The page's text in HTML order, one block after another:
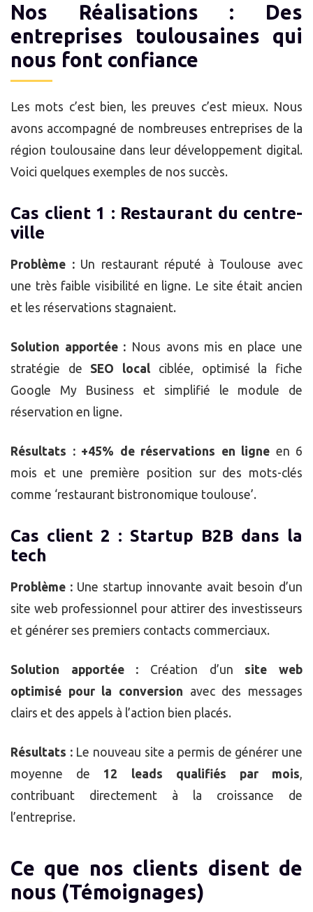
Nos Réalisations : Des
entreprises toulousaines qui
nous font confiance
Les mots c’est bien, les preuves c’est mieux. Nous
avons accompagné de nombreuses entreprises de la
région toulousaine dans leur développement digital.
Voici quelques exemples de nos succès.
Cas client 1 : Restaurant du centre-
ville
Problème :Un restaurant réputé à Toulouse avec
une très faible visibilité en ligne. Le site était ancien
et les réservations stagnaient.
Solution apportée : Nous avons mis en place une
stratégie de SEO local ciblée, optimisé la fiche
Google My Business et simplifié le module de
réservation en ligne.
Résultats : +45% de réservations en ligne en 6
mois et une première position sur des mots-clés
comme ‘restaurant bistronomique toulouse’.
Cas client 2 : Startup B2B dans la
tech
Problème : Une startup innovante avait besoin d’un
site web professionnel pour attirer des investisseurs
et générer ses premiers contacts commerciaux.
Solution apportée : Création d’un site web
optimisé pour la conversion avec des messages
clairs et des appels à l’action bien placés.
Résultats :Le nouveau site a permis de générer une
moyenne de 12 leads qualifiés par mois,
contribuant directement à la croissance de
l’entreprise.
Ce que nos clients disent de
nous (Témoignages)